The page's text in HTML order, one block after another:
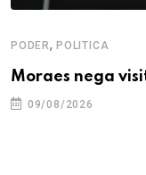
PODER, POLITICA
Moraes nega
09/08/2026